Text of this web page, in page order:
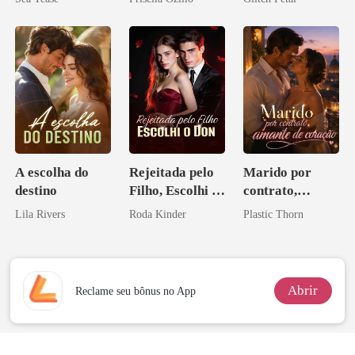
A escolha do
destino
Lila Rivers
Rejeitada pelo
Filho, Escolhi o
Don
Roda Kinder
Marido por
contrato,
amante de
Plastic Thorn
Reclame seu bônus no App Abrir